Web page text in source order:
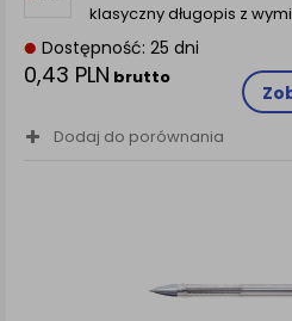
klasyczny długopis z
Dostępność: 25 dni
0,43 PLN brutto
Dodaj do porównania